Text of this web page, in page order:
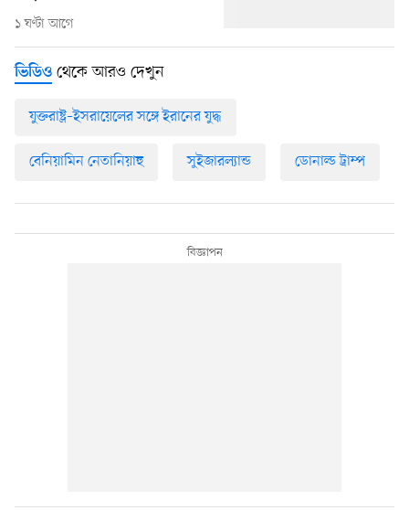
১ ঘণ্টা আগে
ভিডিও থেকে আরও দেখুন
যুক্তরাষ্ট্র–ইসরায়েলের সঙ্গে ইরানের যুদ্ধ
বেনিয়ামিন নেতানিয়াহু সুইজারল্যান্ড ডোনাল্ড ট্রাম্প